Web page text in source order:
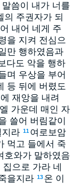
씀이 내가 너를
주권자가 되
내어 네게 주
을 지켜 전심으
만 행하였음과
다도 악을 행하
며 우상을 부어
등 뒤에 버렸도
재앙을 내려
가운데 매인 자
쓸어 버림같이
지라 11 여로보암
먹고 들에서 죽
호와가 말하였음
으로 가라 네
을지라 13 온 이